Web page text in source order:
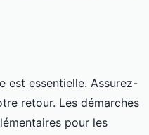
est essentielle. Assurez-
retour. Les démarches
pour les